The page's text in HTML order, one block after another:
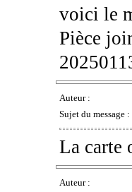
voici le
Pièce
Auteur :
Sujet du message :
La carte
Auteur :